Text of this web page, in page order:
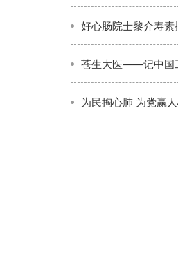
好心肠院士黎介寿素